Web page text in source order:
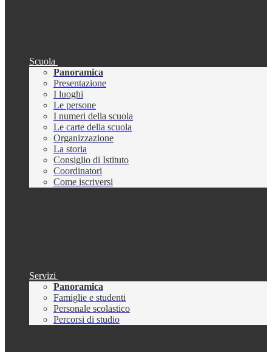
Scuola
Panoramica
Presentazione
I luoghi
Le persone
I numeri della scuola
Le carte della scuola
Organizzazione
La storia
Consiglio di Istituto
Coordinatori
Come iscriversi
Servizi
Panoramica
Famiglie e studenti
Personale scolastico
Percorsi di studio